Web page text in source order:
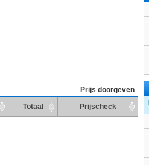
Prijs doorgeven
Totaal Prijscheck